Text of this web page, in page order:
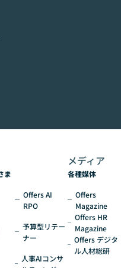
が完
ビス
ど、実
けしま
ど、
。
け
ントで
ま
Offers AI
RPO
予算型リテー
ナー
人事AIコンサ
メディア
各種媒体
Offers
Magazine
Offers HR
Magazine
Offers デジタ
ル人材総研